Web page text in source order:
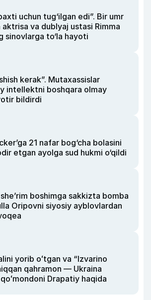
uchun tug‘ilgan edi”. Bir umr
va dublyaj ustasi Rimma
sinovlarga to‘la hayoti
kerak”. Mutaxassislar
intellektni boshqara olmay
bildirdi
21 nafar bog‘cha bolasini
etgan ayolga sud hukmi o‘qildi
boshimga sakkizta bomba
Oripovni siyosiy ayblovlardan
yorib oʻtgan va “Izvarino
qahramon — Ukraina
Drapatiy haqida